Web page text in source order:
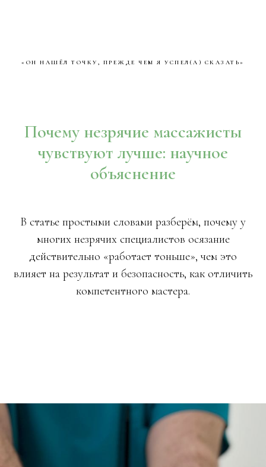
«ОН НАШЁЛ ТОЧКУ, ПРЕЖДЕ ЧЕМ Я УСПЕЛ(А) СКАЗАТЬ»
Почему незрячие массажисты
чувствуют лучше: научное
объяснение
В статье простыми словами разберём, почему у
многих незрячих специалистов осязание
действительно «работает тоньше», чем это
влияет на результат и безопасность, как отличить
компетентного мастера.